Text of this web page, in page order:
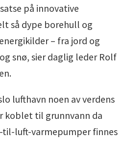
på innovative
så dype borehull og
– fra jord og
snø, sier daglig leder Rolf
lufthavn noen av verdens
koblet til grunnvann da
til-luft-varmepumper finnes